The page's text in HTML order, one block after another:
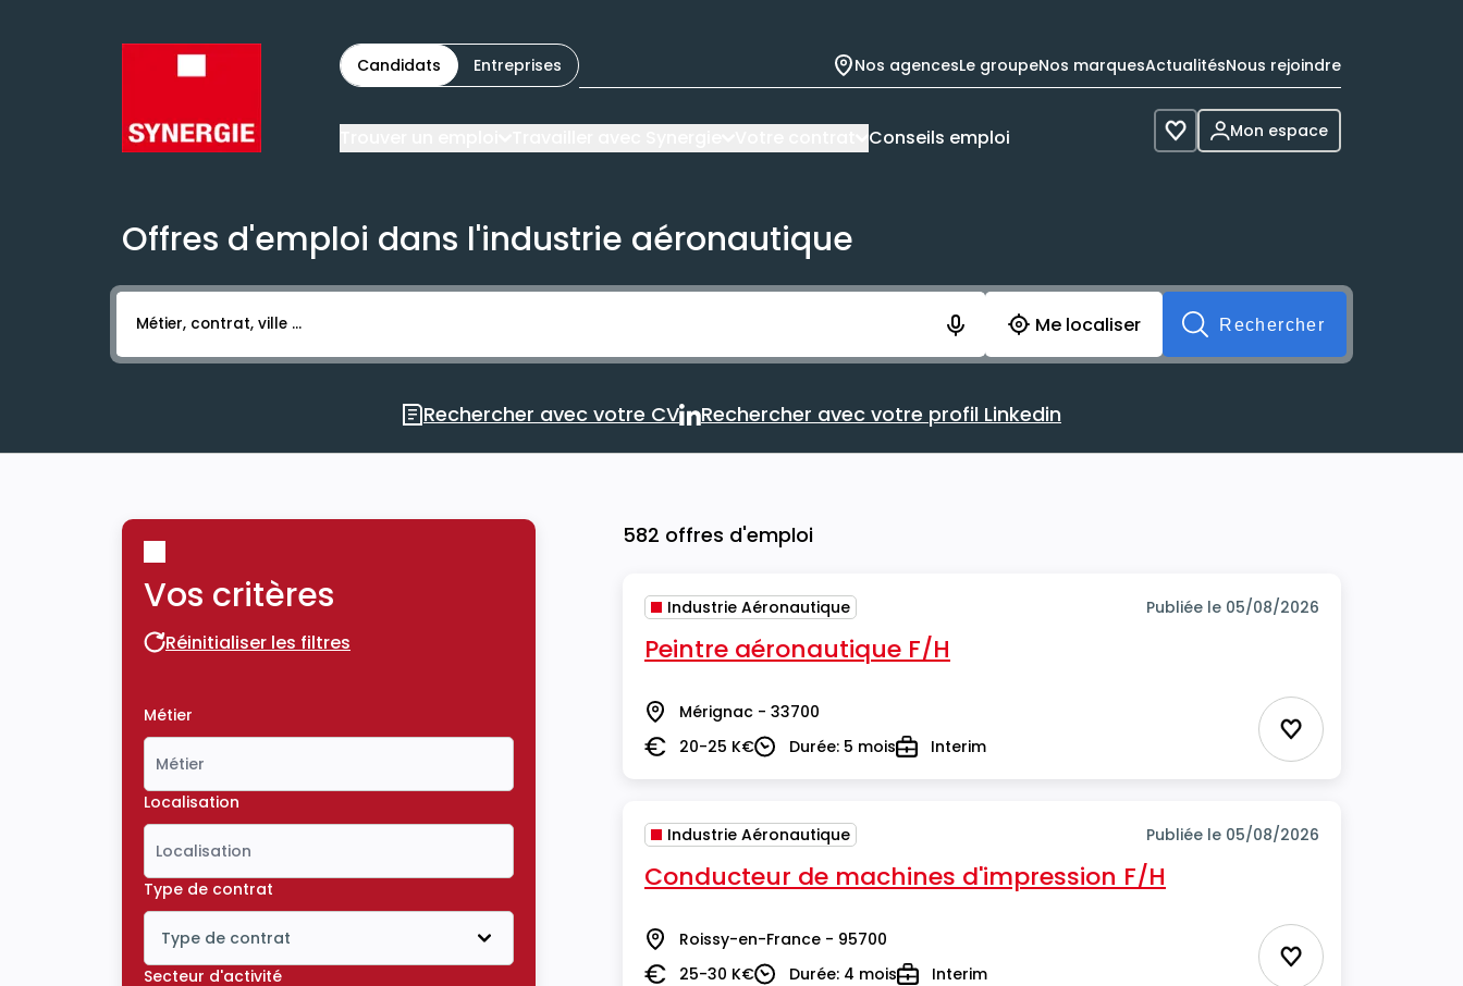
Candidats Entreprises Nos agencesLe groupeNos marquesActualitésNous rejoindre
Conseils emploi Voir les favoris
Mon espace
Offres d'emploi dans l'industrie aéronautique
Activer l’élément pour lancer l’enregistrement. Vous aurez 10 secondes pour enregistrer votre recherche avant soumission du formulaire. Vous
Me localiser
Rechercher
Rechercher avec votre CV
Rechercher avec votre CV
Rechercher avec votre profil Linkedin
Rechercher avec votre profil Linkedin
Vos critères
Réinitialiser les filtres
Réinitialiser les filtres
Métier
Localisation
Type de contrat
Type de contrat
Icône ouvrir la liste déroulante
Secteur d'activité
582 offres d'emploi
Industrie Aéronautique Publiée le 05/08/2026
Peintre aéronautique F/H
Lieu Mérignac - 33700
Salaire20-25 K€DuréeDurée: 5 moisTypeInterim Ajouter aux
Industrie Aéronautique Publiée le 05/08/2026
Conducteur de machines d'impression F/H
Lieu Roissy-en-France - 95700
25-30 K€ Durée: 4 mois Interim Ajouter aux